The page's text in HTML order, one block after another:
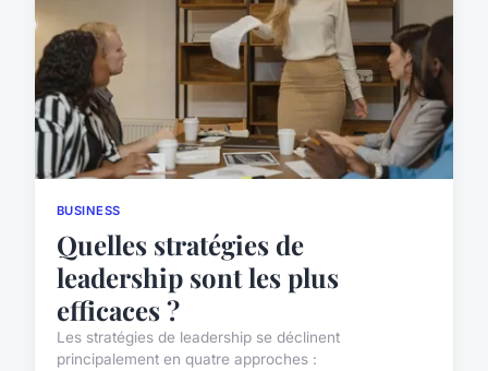
BUSINESS
Quelles stratégies de
leadership sont les plus
efficaces ?
Les stratégies de leadership se déclinent
principalement en quatre approches :